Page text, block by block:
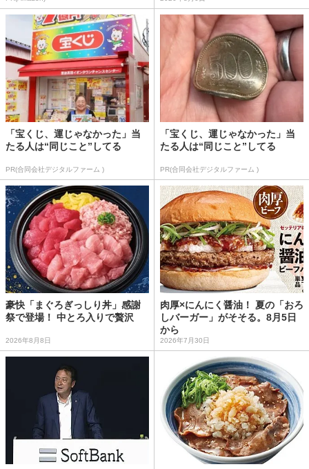
「宝くじ、運じゃなかった」当
たる人は“同じこと”してる
PR(合同会社デジタルファーム )
「宝くじ、運じゃなかった」当
たる人は“同じこと”してる
PR(合同会社デジタルファーム )
豪快「まぐろぎっしり丼」感謝
祭で登場！ 中とろ入りで贅沢
2026年8月8日
肉厚×にんにく醤油！ 夏の「おろ
しバーガー」がそそる。8月5日
から
2026年7月30日